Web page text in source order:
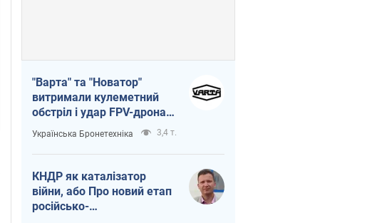
"Варта" та "Новатор"
витримали кулеметний
обстріл і удар FPV-дрона,
врятувавши життя
офіцеру ЗСУ
Українська Бронетехніка 3,4 т.
КНДР як каталізатор
війни, або Про новий етап
російсько-